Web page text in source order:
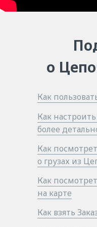
Как
Как
о грузах из
Как взять
Как
более
Как
на карте
о